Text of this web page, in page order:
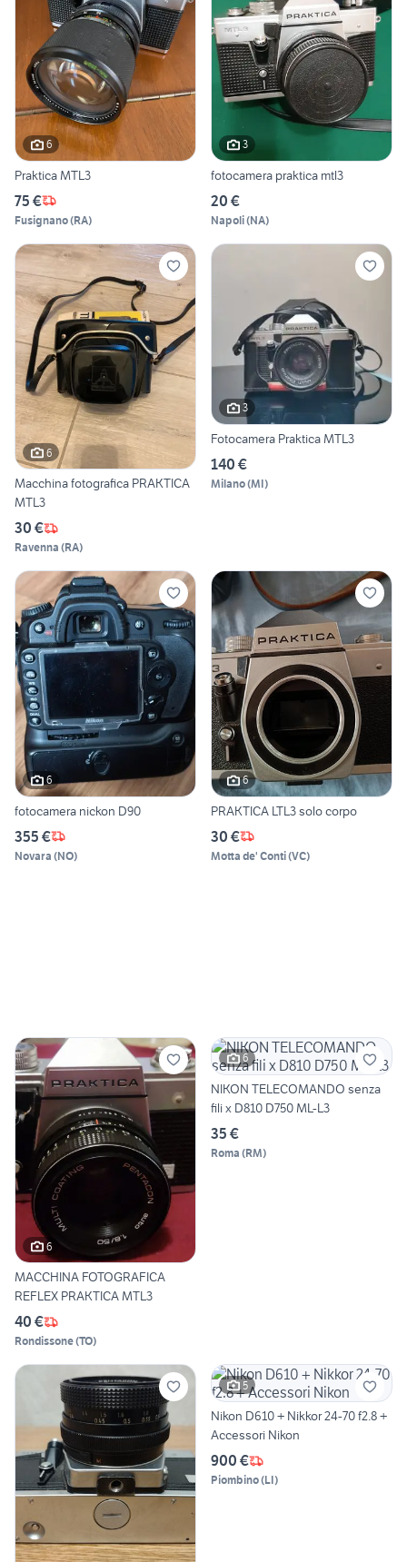
6
Praktica MTL3
75 €
Fusignano(RA)
3
fotocamera praktica mtl3
20 €
Napoli(NA)
6
Macchina fotografica PRAKTICA
MTL3
30 €
Ravenna (RA)
3
Fotocamera Praktica MTL3
140 €
Milano(MI)
6
fotocamera nickon D90
355 €
Novara (NO)
6
PRAKTICA LTL3 solo corpo
30 €
Motta de' Conti(VC)
6
MACCHINA FOTOGRAFICA
REFLEX PRAKTICA MTL3
40 €
Rondissone(TO)
6
NIKON TELECOMANDO senza
fili x D810 D750 ML-L3
35 €
Roma (RM)
5
Nikon D610 + Nikkor 24-70 f2.8 +
Accessori Nikon
900 €
Piombino(LI)